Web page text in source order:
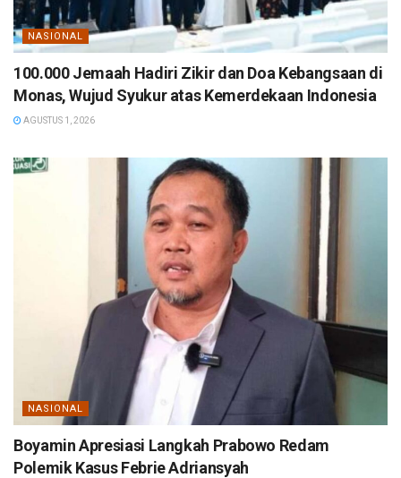
NASIONAL
100.000 Jemaah Hadiri Zikir dan Doa Kebangsaan di
Monas, Wujud Syukur atas Kemerdekaan Indonesia
AGUSTUS 1, 2026
NASIONAL
Boyamin Apresiasi Langkah Prabowo Redam
Polemik Kasus Febrie Adriansyah